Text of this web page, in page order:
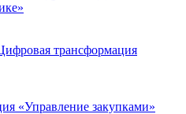
трансформация
«Управление закупками»